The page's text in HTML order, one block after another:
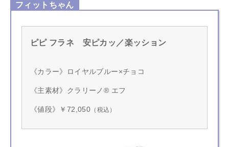
フィットちゃん
ピピ フラネ 安ピカッ／楽ッション
《カラー》ロイヤルブルー×チョコ
《主素材》クラリーノ® エフ
《値段》￥72,050 （税込）